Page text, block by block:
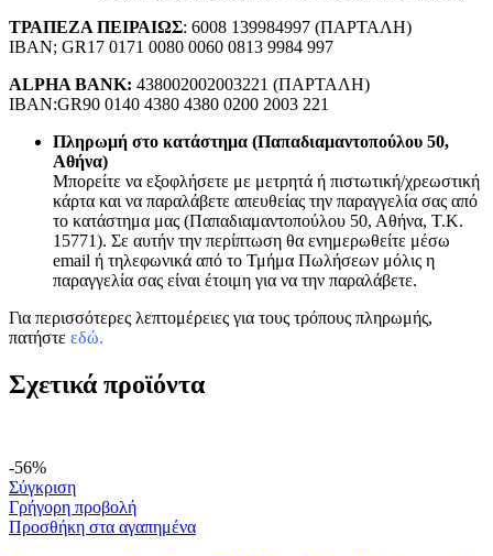
ΤΡΑΠΕΖΑ ΠΕΙΡΑΙΩΣ: 6008 139984997 (ΠΑΡΤΑΛΗ)
IBAN; GR17 0171 0080 0060 0813 9984 997
ALPHA BANK: 438002002003221 (ΠΑΡΤΑΛΗ)
IBAN:GR90 0140 4380 4380 0200 2003 221
Πληρωμή στο κατάστημα (Παπαδιαμαντοπούλου 50,
Αθήνα)
Μπορείτε να εξοφλήσετε με μετρητά ή πιστωτική/χρεωστική
κάρτα και να παραλάβετε απευθείας την παραγγελία σας από
το κατάστημα μας (Παπαδιαμαντοπούλου 50, Αθήνα, Τ.Κ.
15771). Σε αυτήν την περίπτωση θα ενημερωθείτε μέσω
email ή τηλεφωνικά από το Τμήμα Πωλήσεων μόλις η
παραγγελία σας είναι έτοιμη για να την παραλάβετε.
Για περισσότερες λεπτομέρειες για τους τρόπους πληρωμής,
πατήστε εδώ.
Σχετικά προϊόντα
-56%
Σύγκριση
Γρήγορη προβολή
Προσθήκη στα αγαπημένα